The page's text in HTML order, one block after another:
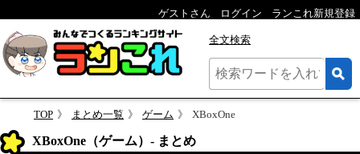
ゲストさん ログイン ランこれ新規登録
全文検索
TOP まとめ一覧 ゲーム XBoxOne
XBoxOne（ゲーム）- まとめ